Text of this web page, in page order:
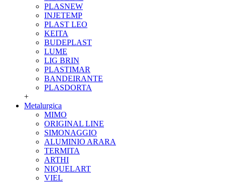
PLASNEW
INJETEMP
PLAST LEO
KEITA
BUDEPLAST
LUME
LIG BRIN
PLASTIMAR
BANDEIRANTE
PLASDORTA
+
Metalurgica
MIMO
ORIGINAL LINE
SIMONAGGIO
ALUMINIO ARARA
TERMITA
ARTHI
NIQUELART
VIEL